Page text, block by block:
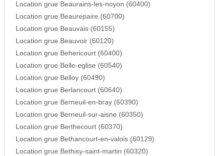
Location grue Beaurains-les-noyon (60400)
Location grue Beaurepaire (60700)
Location grue Beauvais (60155)
Location grue Beauvoir (60120)
Location grue Behericourt (60400)
Location grue Belle-eglise (60540)
Location grue Belloy (60490)
Location grue Berlancourt (60640)
Location grue Berneuil-en-bray (60390)
Location grue Berneuil-sur-aisne (60350)
Location grue Berthecourt (60370)
Location grue Bethancourt-en-valois (60129)
Location grue Bethisy-saint-martin (60320)